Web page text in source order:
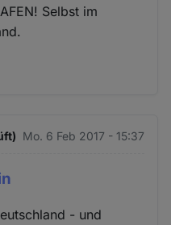
Selbst im
Mo. 6 Feb 2017 - 15:37
- und